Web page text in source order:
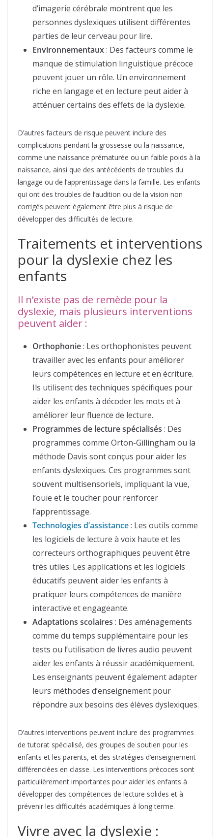
d’imagerie cérébrale montrent que les
personnes dyslexiques utilisent différentes
parties de leur cerveau pour lire.
Environnementaux: Des facteurs comme le
manque de stimulation linguistique précoce
peuvent jouer un rôle. Un environnement
riche en langage et en lecture peut aider à
atténuer certains des effets de la dyslexie.
D’autres facteurs de risque peuvent inclure des
complications pendant la grossesse ou la naissance,
comme une naissance prématurée ou un faible poids à la
naissance, ainsi que des antécédents de troubles du
langage ou de l’apprentissage dans la famille. Les enfants
qui ont des troubles de l’audition ou de la vision non
corrigés peuvent également être plus à risque de
développer des difficultés de lecture.
Traitements et interventions
pour la dyslexie chez les
enfants
Il n’existe pas de remède pour la
dyslexie, mais plusieurs interventions
peuvent aider :
Orthophonie: Les orthophonistes peuvent
travailler avec les enfants pour améliorer
leurs compétences en lecture et en écriture.
Ils utilisent des techniques spécifiques pour
aider les enfants à décoder les mots et à
améliorer leur fluence de lecture.
Programmes de lecture spécialisés : Des
programmes comme Orton-Gillingham ou la
méthode Davis sont conçus pour aider les
enfants dyslexiques. Ces programmes sont
souvent multisensoriels, impliquant la vue,
l’ouïe et le toucher pour renforcer
l’apprentissage.
Technologies d’assistance: Les outils comme
les logiciels de lecture à voix haute et les
correcteurs orthographiques peuvent être
très utiles. Les applications et les logiciels
éducatifs peuvent aider les enfants à
pratiquer leurs compétences de manière
interactive et engageante.
Adaptations scolaires : Des aménagements
comme du temps supplémentaire pour les
tests ou l’utilisation de livres audio peuvent
aider les enfants à réussir académiquement.
Les enseignants peuvent également adapter
leurs méthodes d’enseignement pour
répondre aux besoins des élèves dyslexiques.
D’autres interventions peuvent inclure des programmes
de tutorat spécialisé, des groupes de soutien pour les
enfants et les parents, et des stratégies d’enseignement
différenciées en classe. Les interventions précoces sont
particulièrement importantes pour aider les enfants à
développer des compétences de lecture solides et à
prévenir les difficultés académiques à long terme.
Vivre avec la dyslexie :